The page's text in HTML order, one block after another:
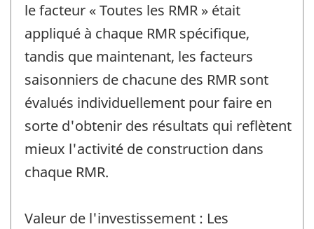
le facteur « Toutes les RMR » était
appliqué à chaque RMR spécifique,
tandis que maintenant, les facteurs
saisonniers de chacune des RMR sont
évalués individuellement pour faire en
sorte d'obtenir des résultats qui reflètent
mieux l'activité de construction dans
chaque RMR.
Valeur de l'investissement : Les